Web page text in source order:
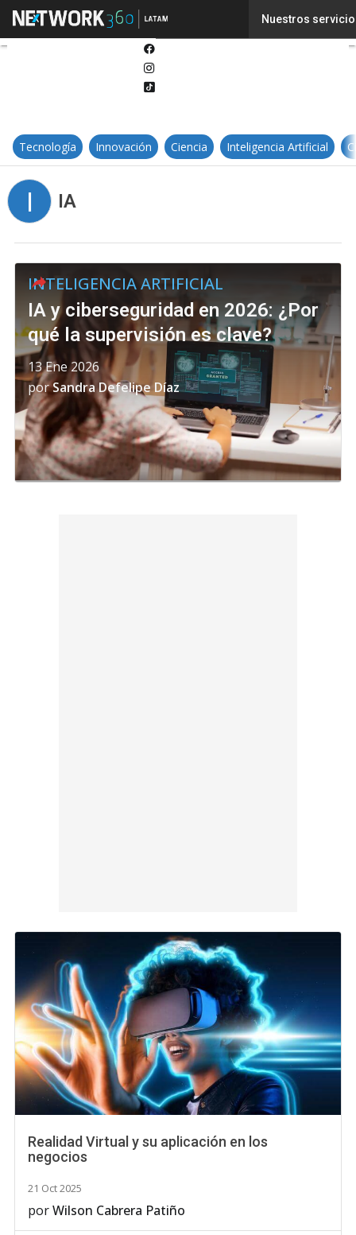
Nuestros
Tecnología Innovación Ciencia Inteligencia Artificial
I IA
INTELIGENCIA ARTIFICIAL
IA y ciberseguridad en 2026: ¿Por
qué la supervisión es clave?
13 Ene 2026
porSandra Defelipe Díaz
Realidad Virtual y su aplicación en los
negocios
21 Oct 2025
porWilson Cabrera Patiño